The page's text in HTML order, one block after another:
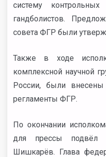
систему
гандболистов.
совета ФГР были
Также в ходе
комплексной научной
России, были
регламенты ФГР.
По окончании
для прессы подвёл
Шишкарёв. Глава